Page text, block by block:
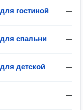
—
гостиной
—
спальни
—
детской
—